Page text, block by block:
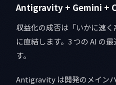
Antigravity + Gemini +
収益化の成否は「いかに速く
に直結します。3 つの AI の
す。
Antigravity は開発のメイン